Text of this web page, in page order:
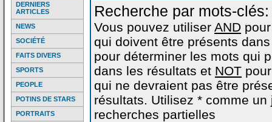
DERNIERS
ARTICLES
NEWS
SOCIÉTÉ
FAITS DIVERS
SPORTS
PEOPLE
POTINS DE STARS
PORTRAITS
Recherche par mots-clés:
Vous pouvez utiliser AND
qui doivent être présents
pour déterminer les mots qui
dans les résultats et NOT
qui ne devraient pas être
résultats. Utilisez * comme un
recherches partielles